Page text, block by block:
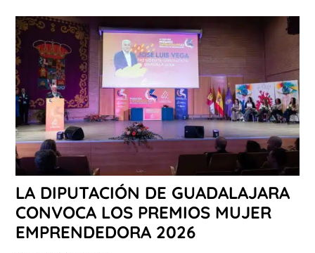
LA DIPUTACIÓN DE GUADALAJARA
CONVOCA LOS PREMIOS MUJER
EMPRENDEDORA 2026